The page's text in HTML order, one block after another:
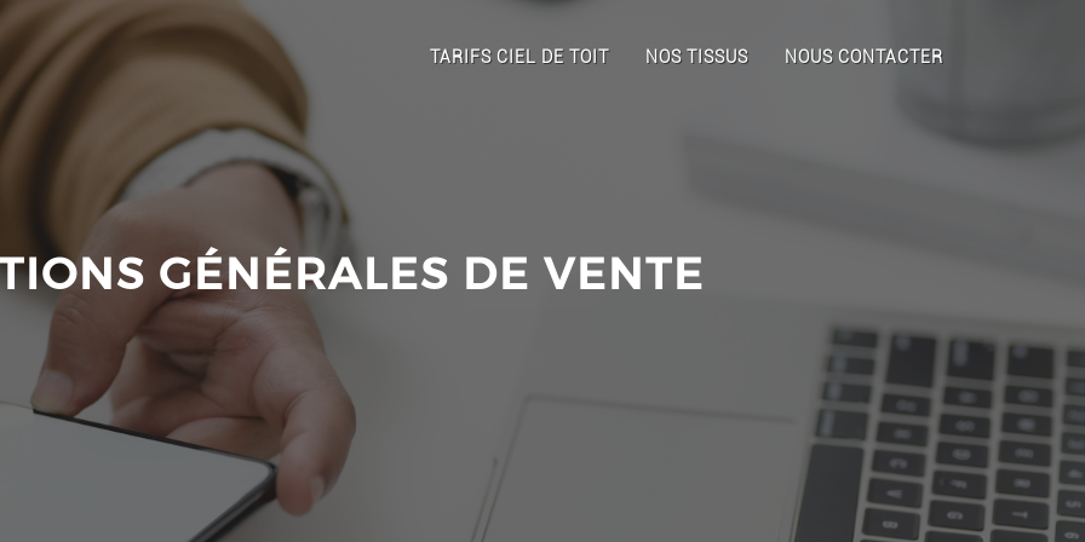
TARIFS CIEL DE TOIT NOS TISSUS NOUS CONTACTER
GÉNÉRALES DE VENTE